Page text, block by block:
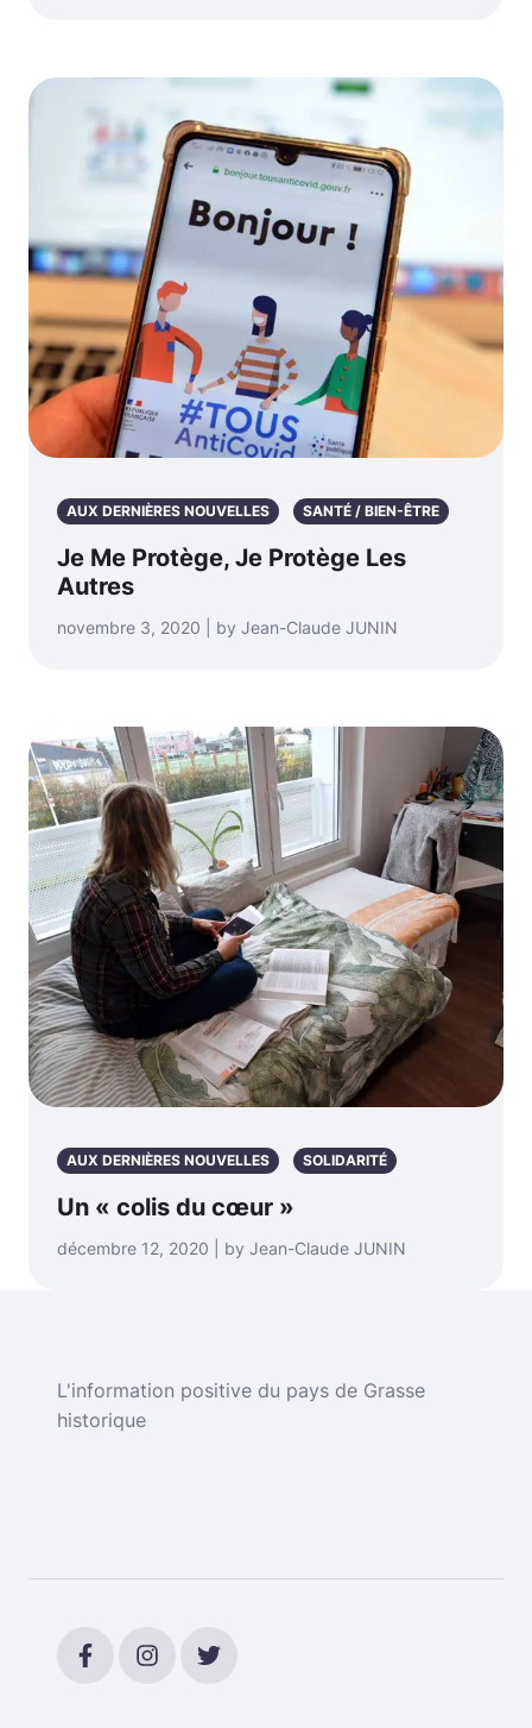
AUX DERNIÈRES NOUVELLES SANTÉ / BIEN-ÊTRE
Je Me Protège, Je Protège Les
Autres
novembre 3, 2020 | by Jean-Claude JUNIN
AUX DERNIÈRES NOUVELLES SOLIDARITÉ
Un « colis du cœur »
décembre 12, 2020 | by Jean-Claude JUNIN
L'information positive du pays de Grasse
historique